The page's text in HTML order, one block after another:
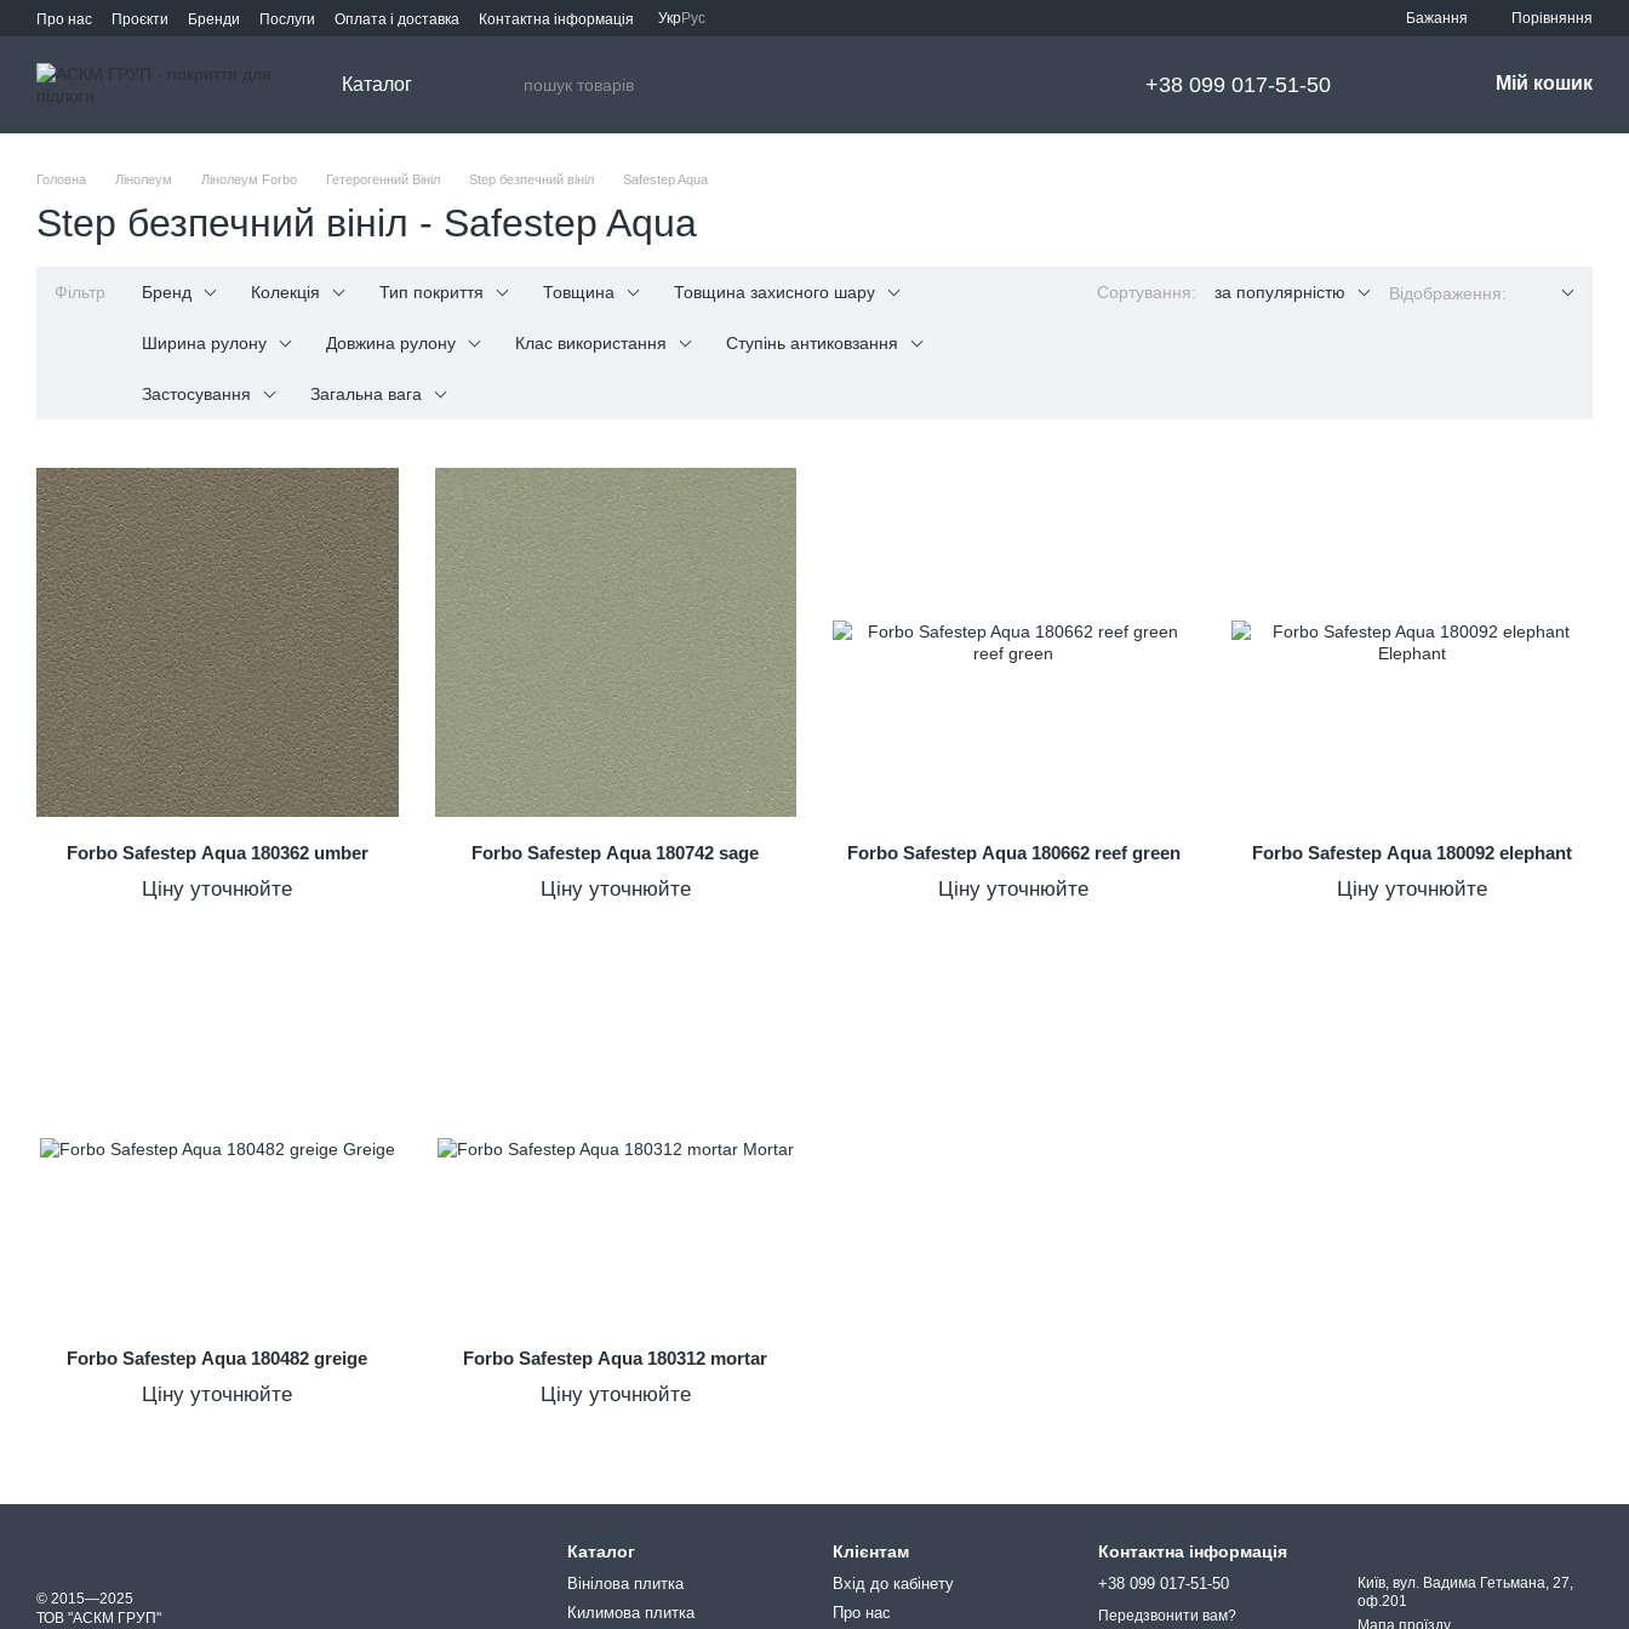
Перейти до основного контенту
Про нас Проєкти Бренди Послуги Оплата і доставка Контактна інформація УкрРус Бажання Порівняння
Каталог +38 099 017-51-50 Мій кошик
Головна Лінолеум Лінолеум Forbo Гетерогенний Вініл Step безпечний вініл Safestep Aqua
Step безпечний вініл - Safestep Aqua
Фільтр Бренд Колекція Тип покриття Товщина Товщина захисного шару
Ширина рулону Довжина рулону Клас використання Ступінь антиковзання
Застосування Загальна вага
Сортування: за популярністю Відображення:
Forbo Safestep Aqua 180362 umber
Ціну уточнюйте
Forbo Safestep Aqua 180742 sage
Ціну уточнюйте
Forbo Safestep Aqua 180662 reef green
Ціну уточнюйте
Forbo Safestep Aqua 180092 elephant
Ціну уточнюйте
Forbo Safestep Aqua 180482 greige
Ціну уточнюйте
Forbo Safestep Aqua 180312 mortar
Ціну уточнюйте
© 2015—2025
ТОВ "АСКМ ГРУП"
Каталог
Вінілова плитка
Килимова плитка
Клієнтам
Вхід до кабінету
Про нас
Контактна інформація
+38 099 017-51-50
Передзвонити вам?
Київ, вул. Вадима Гетьмана, 27,
оф.201
Мапа проїзду